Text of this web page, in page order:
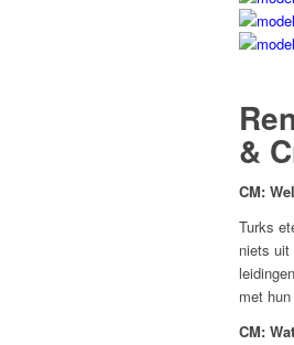
&
CM:
Turks
niets
met
CM: